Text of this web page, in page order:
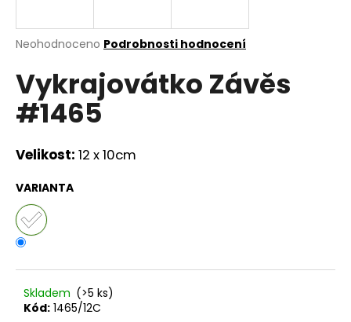
Průměrné
produktu
je
0,0
z
hvězdiček.
Neohodnoceno Podrobnosti hodnocení
Vykrajovátko Závěs
#1465
Velikost: 12 x 10cm
VARIANTA
Skladem (>5 ks)
Kód: 1465/12C
j
t
?
D
o
p
o